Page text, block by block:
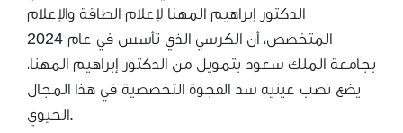
الدكتور إبراهيم المهنا لإعلام الطاقة والإعلام
المتخصص، أن الكرسي الذي تأسس في عام 2024
بجامعة الملك سعود بتمويل من الدكتور إبراهيم المهنا،
يضع نصب عينيه سد الفجوة التخصصية في هذا المجال
الحيوي.